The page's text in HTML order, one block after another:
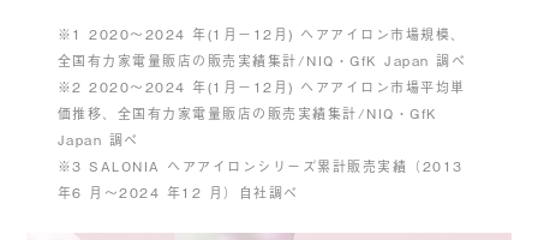
※1 2020〜2024 年(1月－12月) ヘアアイロン市場規模、
全国有⼒家電量販店の販売実績集計/NIQ・GfK Japan 調べ
※2 2020〜2024 年(1月－12月) ヘアアイロン市場平均単
価推移、全国有⼒家電量販店の販売実績集計/NIQ・GfK
Japan 調べ
※3 SALONIA ヘアアイロンシリーズ累計販売実績（2013
年6 月〜2024 年12 月）自社調べ